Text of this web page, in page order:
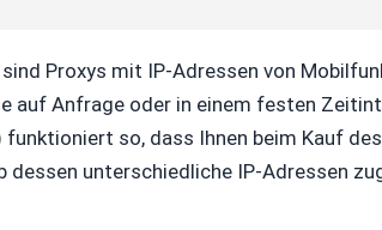
Proxys mit IP-Adressen von
auf Anfrage oder in einem festen
so, dass Ihnen beim Kauf
dessen unterschiedliche IP-Adressen